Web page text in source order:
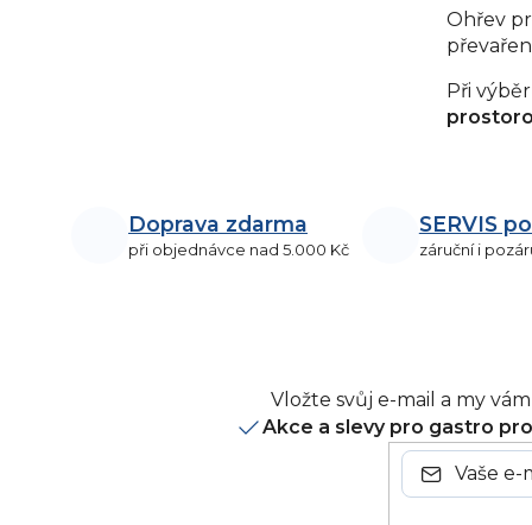
i
s
u
Ohřev
Při
Doprava zdarma
při objednávce nad 5.000 Kč
SERVIS
záruční i
Vložte svůj e-mail a my
Akce a slevy pro gastro